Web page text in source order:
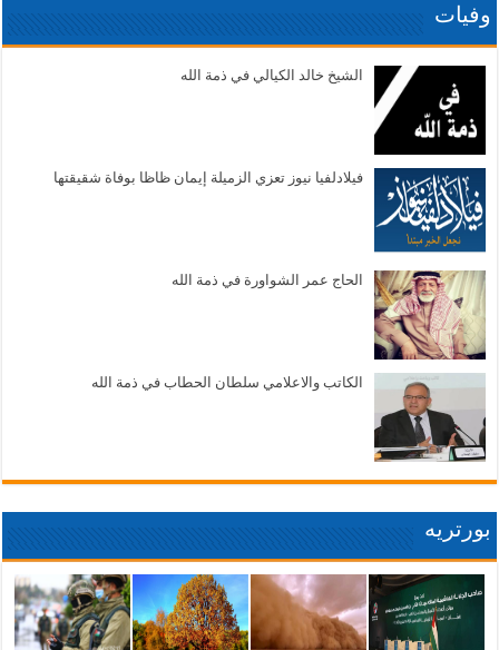
وفيات
الشيخ خالد الكيالي في ذمة الله
فيلادلفيا نيوز تعزي الزميلة إيمان ظاظا بوفاة شقيقتها
الحاج عمر الشواورة في ذمة الله
الكاتب والاعلامي سلطان الحطاب في ذمة الله
بورتريه